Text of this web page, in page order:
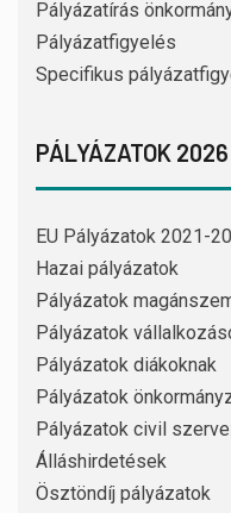
Pályázatírás
Pályázatfigyelés
Specifikus
PÁLYÁZATOK 2026
EU Pályázatok 2021-
Hazai pályázatok
Pályázatok
Pályázatok
Pályázatok diákoknak
Pályázatok
Pályázatok civil
Álláshirdetések
Ösztöndíj pályázatok